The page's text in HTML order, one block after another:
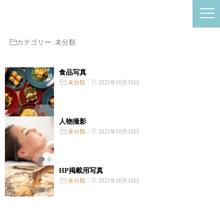
カテゴリー: 未分類
食品写真
未分類 2021年10月16日
0
人物撮影
未分類 2021年10月16日
0
HP掲載用写真
未分類 2021年10月16日